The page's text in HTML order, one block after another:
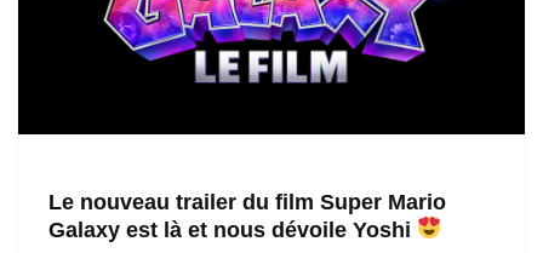
Le nouveau trailer du film Super Mario
Galaxy est là et nous dévoile Yoshi